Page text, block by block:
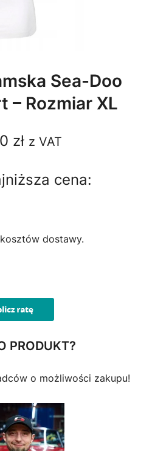
Sea-Doo
– Rozmiar XL
złA
t
a
a
n
a
w
z VAT
cena:
dostawy.
PRODUKT?
o możliwości zakupu!